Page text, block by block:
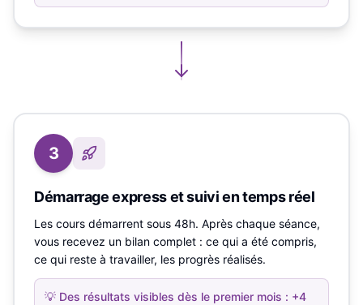
3
Démarrage express et suivi en temps réel
Les cours démarrent sous 48h. Après chaque séance,
vous recevez un bilan complet : ce qui a été compris,
ce qui reste à travailler, les progrès réalisés.
💡 Des résultats visibles dès le premier mois : +4